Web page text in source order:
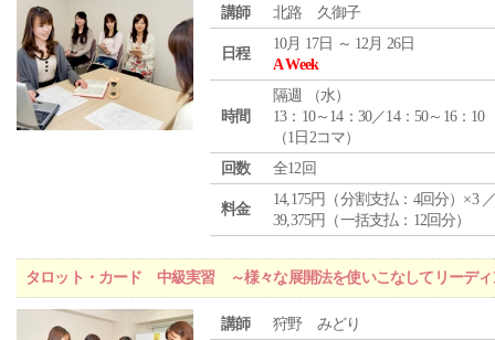
講師 北路 久御子
日程
10月 17日 ～ 12月 26日
A Week
時間
隔週 （水）
13：10～14：30／14：50～16：10
（1日2コマ）
回数
全12回
料金
14,175円（分割支払：4回分）×3
39,375円（一括支払：12回分）
タロット・カード 中級実習 ～様々な展開法を使いこなしてリーディ
講師 狩野 みどり